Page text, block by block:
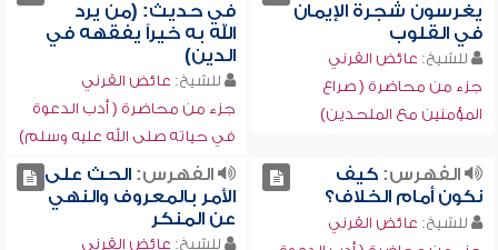
يغرسون شجرة الإيمان
في القلوب
للشيخ: عائض القرني
جزء من محاضرة ( صراع
المؤمنين مع الملحدين)
في حديث: (من يرد
الله به خيراً يفقهه في
الدين)
للشيخ: عائض القرني
جزء من محاضرة ( أدب الدعوة
في حياته صلى الله عليه وسلم)
الفهرس:كيف
نكون أمام الخلاف؟
للشيخ: عائض القرني
الفهرس:الحث على
الأمر بالمعروف والنهي
عن المنكر
للشيخ: عائض القرني